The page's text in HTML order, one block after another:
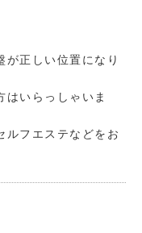
が正しい位置になり
はいらっしゃいま
ルフエステなどをお